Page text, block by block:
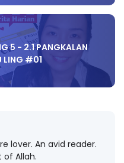
5 - 2.1 PANGKALAN
LING #01
lover. An avid reader.
of Allah.